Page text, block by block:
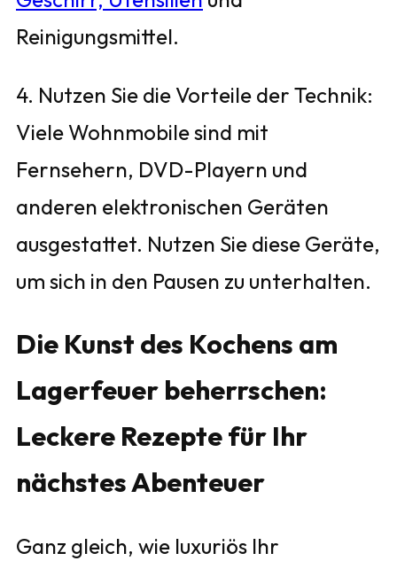
Reinigungsmittel.
4. Nutzen Sie die Vorteile der Technik:
Viele Wohnmobile sind mit
Fernsehern, DVD-Playern und
anderen elektronischen Geräten
ausgestattet. Nutzen Sie diese Geräte,
um sich in den Pausen zu unterhalten.
Die Kunst des Kochens am
Lagerfeuer beherrschen:
Leckere Rezepte für Ihr
nächstes Abenteuer
Ganz gleich, wie luxuriös Ihr